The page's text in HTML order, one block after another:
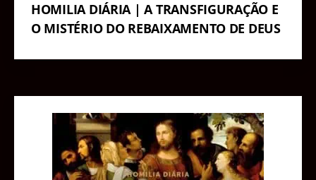
HOMILIA DIÁRIA | A TRANSFIGURAÇÃO E
O MISTÉRIO DO REBAIXAMENTO DE DEUS